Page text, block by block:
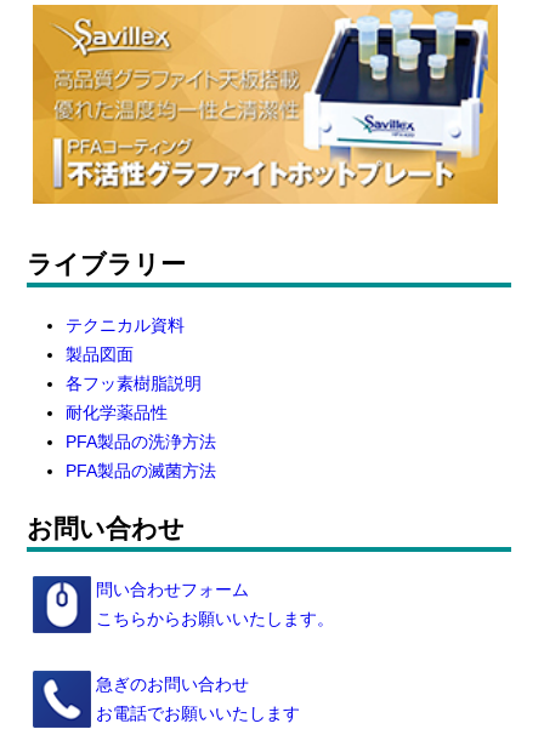
ライブラリー
テクニカル資料
製品図面
各フッ素樹脂説明
耐化学薬品性
PFA製品の洗浄方法
PFA製品の滅菌方法
お問い合わせ
問い合わせフォーム
こちらからお願いいたします。
急ぎのお問い合わせ
お電話でお願いいたします